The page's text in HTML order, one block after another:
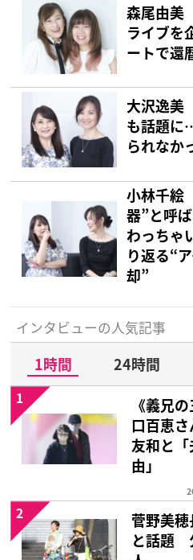
森尾由美
ライブを
ートで還
大沢逸美
も話題に
られなか
小林千絵
器”と呼
わっちゃ
り返る“
却”
インタビューの人気記事
1時間 24時間
《義兄
口百恵
友和と
由」
1
菅野美
と話題
2